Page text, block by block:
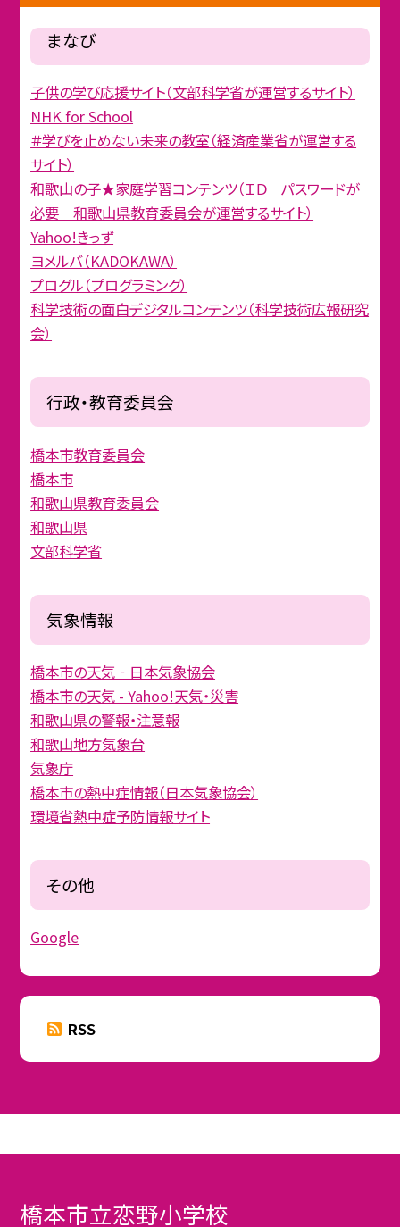
まなび
子供の学び応援サイト（文部科学省が運営するサイト）
NHK for School
＃学びを止めない未来の教室（経済産業省が運営する
サイト）
和歌山の子★家庭学習コンテンツ（ＩＤ パスワードが
必要 和歌山県教育委員会が運営するサイト）
Yahoo!きっず
ヨメルバ（KADOKAWA）
プログル（プログラミング）
科学技術の面白デジタルコンテンツ（科学技術広報研究
会）
行政・教育委員会
橋本市教育委員会
橋本市
和歌山県教育委員会
和歌山県
文部科学省
気象情報
橋本市の天気‐日本気象協会
橋本市の天気 - Yahoo!天気・災害
和歌山県の警報・注意報
和歌山地方気象台
気象庁
橋本市の熱中症情報（日本気象協会）
環境省熱中症予防情報サイト
その他
Google
RSS
橋本市立恋野小学校